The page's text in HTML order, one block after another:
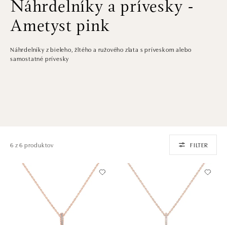
Náhrdelníky a prívesky -
Ametyst pink
Náhrdelníky z bieleho, žltého a ružového zlata s príveskom alebo
samostatné prívesky
6 z 6 produktov FILTER